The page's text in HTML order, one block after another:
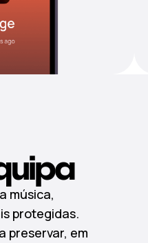
música,
protegidas.
preservar, em